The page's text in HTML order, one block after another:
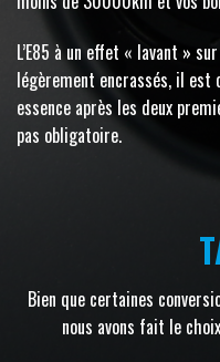
L’E85 à un effet « lavant »
légèrement encrassés, il
essence après les deux
pas obligatoire.
Bien que certaines
nous avons fait le